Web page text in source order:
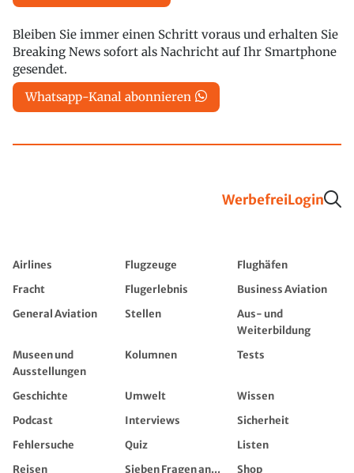
Bleiben Sie immer einen Schritt voraus und erhalten Sie
Breaking News sofort als Nachricht auf Ihr Smartphone
gesendet.
Whatsapp-Kanal abonnieren
WerbefreiLogin
Airlines Flugzeuge
Flughäfen
Fracht
Flugerlebnis
Business Aviation
General Aviation
Stellen
Aus- und
Weiterbildung
Museen und
Ausstellungen
Kolumnen Tests
Geschichte Umwelt
Wissen
Podcast
Interviews
Sicherheit
Fehlersuche
Quiz
Listen
Reisen
Sieben Fragen an...
Shop